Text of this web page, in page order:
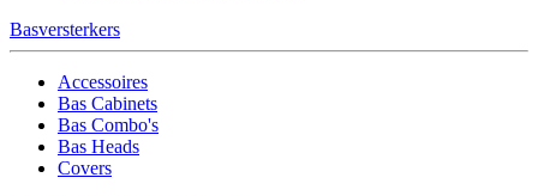
Basversterkers
Accessoires
Bas Cabinets
Bas Combo's
Bas Heads
Covers